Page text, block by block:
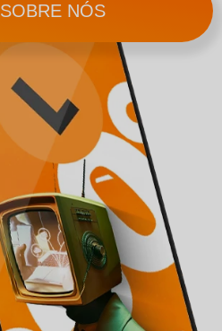
SOBRE NÓS